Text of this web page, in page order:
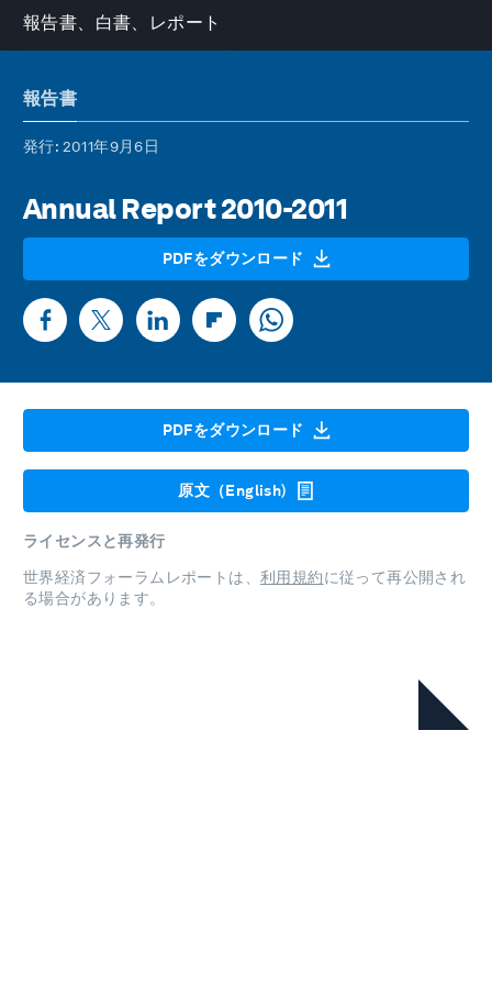
報告書、白書、レポート
報告書
発行: 2011年9月6日
Annual Report 2010-2011
PDFをダウンロード
PDFをダウンロード
原文（English)
ライセンスと再発行
世界経済フォーラムレポートは、 利用規約に従って再公開され
る場合があります。